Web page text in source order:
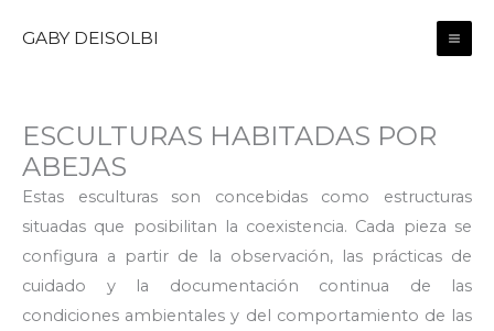
GABY DEISOLBI
ESCULTURAS HABITADAS POR
ABEJAS
Estas esculturas son concebidas como estructuras
situadas que posibilitan la coexistencia. Cada pieza se
configura a partir de la observación, las prácticas de
cuidado y la documentación continua de las
condiciones ambientales y del comportamiento de las